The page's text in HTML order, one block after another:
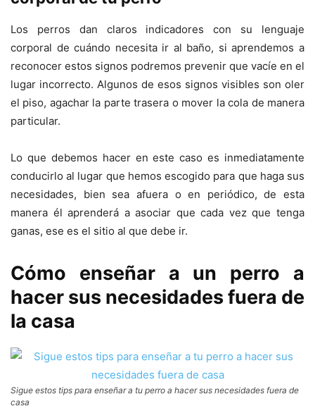
Los perros dan claros indicadores con su lenguaje
corporal de cuándo necesita ir al baño, si aprendemos a
reconocer estos signos podremos prevenir que vacíe en el
lugar incorrecto. Algunos de esos signos visibles son oler
el piso, agachar la parte trasera o mover la cola de manera
particular.
Lo que debemos hacer en este caso es inmediatamente
conducirlo al lugar que hemos escogido para que haga sus
necesidades, bien sea afuera o en periódico, de esta
manera él aprenderá a asociar que cada vez que tenga
ganas, ese es el sitio al que debe ir.
Cómo enseñar a un perro a
hacer sus necesidades fuera de
la casa
Sigue estos tips para enseñar a tu perro a hacer sus necesidades fuera de
casa